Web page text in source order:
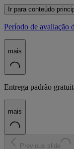
Ir para conteúdo
Período de avaliação
mais
Entrega padrão
mais
Previous slide